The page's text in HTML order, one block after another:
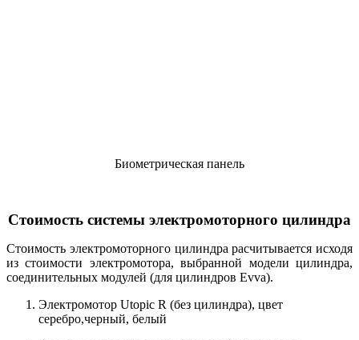
Биометрическая панель
Стоимость системы электромоторного цилиндра
Стоимость электромоторного цилиндра расчитывается исходя
из стоимости электромотора, выбранной модели цилиндра,
соединительных модулей (для цилиндров Evva).
Электромотор Utopic R (без цилиндра), цвет
серебро,черный, белый